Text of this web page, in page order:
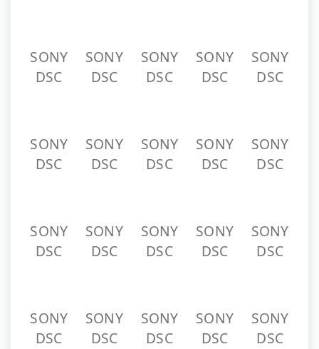
SONY
DSC
SONY
DSC
SONY
DSC
SONY
DSC
SONY
DSC
SONY
DSC
SONY
DSC
SONY
DSC
SONY
DSC
SONY
DSC
SONY
DSC
SONY
DSC
SONY
DSC
SONY
DSC
SONY
DSC
SONY
DSC
SONY
DSC
SONY
DSC
SONY
DSC
SONY
DSC